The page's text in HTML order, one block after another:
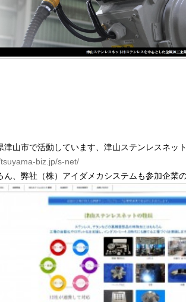
津山市で活動しています、津山ステンレスネッ
biz.jp/s-net/
ん、弊社（株）アイダメカシステムも参加企業